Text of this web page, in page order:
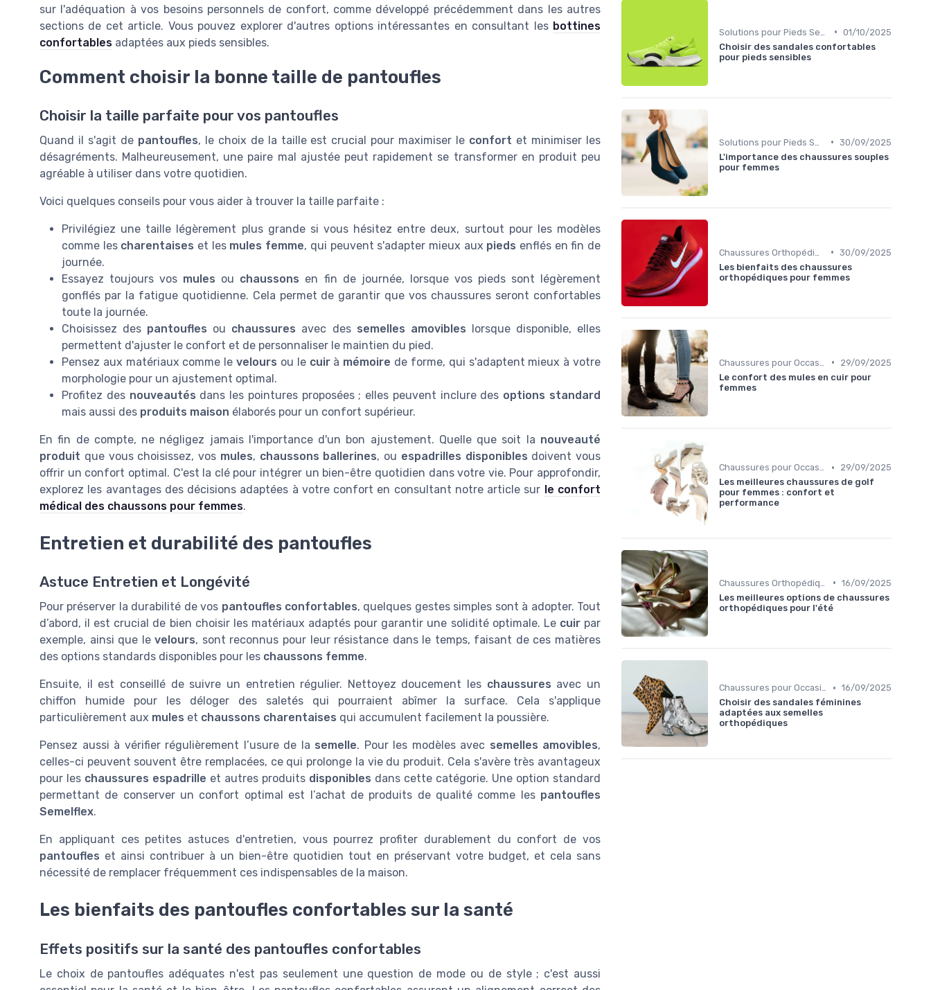
sur l'adéquation à vos besoins personnels de confort, comme développé précédemment dans les autres
sections de cet article. Vous pouvez explorer d'autres options intéressantes en consultant les bottines
confortables adaptées aux pieds sensibles.
Comment choisir la bonne taille de pantoufles
Choisir la taille parfaite pour vos pantoufles
Quand il s'agit de pantoufles, le choix de la taille est crucial pour maximiser le confort et minimiser les
désagréments. Malheureusement, une paire mal ajustée peut rapidement se transformer en produit peu
agréable à utiliser dans votre quotidien.
Voici quelques conseils pour vous aider à trouver la taille parfaite :
Privilégiez une taille légèrement plus grande si vous hésitez entre deux, surtout pour les modèles
comme les charentaises et les mules femme, qui peuvent s'adapter mieux aux pieds enflés en fin de
journée.
Essayez toujours vos mules ou chaussons en fin de journée, lorsque vos pieds sont légèrement
gonflés par la fatigue quotidienne. Cela permet de garantir que vos chaussures seront confortables
toute la journée.
Choisissez des pantoufles ou chaussures avec des semelles amovibles lorsque disponible, elles
permettent d'ajuster le confort et de personnaliser le maintien du pied.
Pensez aux matériaux comme levelours ou le cuirà mémoire de forme, qui s'adaptent mieux à votre
morphologie pour un ajustement optimal.
Profitez des nouveautés dans les pointures proposées ; elles peuvent inclure des options standard
mais aussi des produits maison élaborés pour un confort supérieur.
En fin de compte, ne négligez jamais l'importance d'un bon ajustement. Quelle que soit la nouveauté
produit que vous choisissez, vos mules, chaussons ballerines, ou espadrilles disponibles doivent vous
offrir un confort optimal. C'est la clé pour intégrer un bien-être quotidien dans votre vie. Pour approfondir,
explorez les avantages des décisions adaptées à votre confort en consultant notre article sur le confort
médical des chaussons pour femmes.
Entretien et durabilité des pantoufles
Astuce Entretien et Longévité
Pour préserver la durabilité de vos pantoufles confortables, quelques gestes simples sont à adopter. Tout
d’abord, il est crucial de bien choisir les matériaux adaptés pour garantir une solidité optimale. Le cuirpar
exemple, ainsi que levelours, sont reconnus pour leur résistance dans le temps, faisant de ces matières
des options standards disponibles pour les chaussons femme.
Ensuite, il est conseillé de suivre un entretien régulier. Nettoyez doucement les chaussures avec un
chiffon humide pour les déloger des saletés qui pourraient abîmer la surface. Cela s'applique
particulièrement aux mules et chaussons charentaises qui accumulent facilement la poussière.
Pensez aussi à vérifier régulièrement l’usure de la semelle. Pour les modèles avec semelles amovibles,
celles-ci peuvent souvent être remplacées, ce qui prolonge la vie du produit. Cela s'avère très avantageux
pour les chaussures espadrille et autres produits disponibles dans cette catégorie. Une option standard
permettant de conserver un confort optimal est l’achat de produits de qualité comme les pantoufles
Semelflex.
En appliquant ces petites astuces d'entretien, vous pourrez profiter durablement du confort de vos
pantoufles et ainsi contribuer à un bien-être quotidien tout en préservant votre budget, et cela sans
nécessité de remplacer fréquemment ces indispensables de la maison.
Les bienfaits des pantoufles confortables sur la santé
Effets positifs sur la santé des pantoufles confortables
Le choix de pantoufles adéquates n'est pas seulement une question de mode ou de style ; c'est aussi
• 01/10/2025
Choisir des sandales confortables
pour pieds sensibles
• 30/09/2025
L'importance des chaussures souples
pour femmes
• 30/09/2025
Les bienfaits des chaussures
orthopédiques pour femmes
•
29/09/2025
Le confort des mules en cuir pour
femmes
Chaussures pour Occasions Spéciales •
29/09/2025
Les meilleures chaussures de golf
pour femmes : confort et
performance
• 16/09/2025
Les meilleures options de chaussures
orthopédiques pour l'été
Chaussures pour Occasions Spéciales • 16/09/2025
Choisir des sandales féminines
adaptées aux semelles
orthopédiques